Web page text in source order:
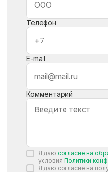
Телефон
E-mail
Комментарий
Я даю согласие на
условия Политики
Я даю согласие на